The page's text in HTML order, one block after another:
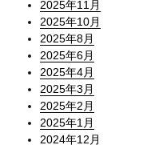
2025年11月
2025年10月
2025年8月
2025年6月
2025年4月
2025年3月
2025年2月
2025年1月
2024年12月